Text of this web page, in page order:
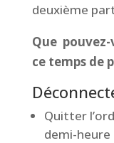
deuxième
Que
ce temps de
Quitter
demi-